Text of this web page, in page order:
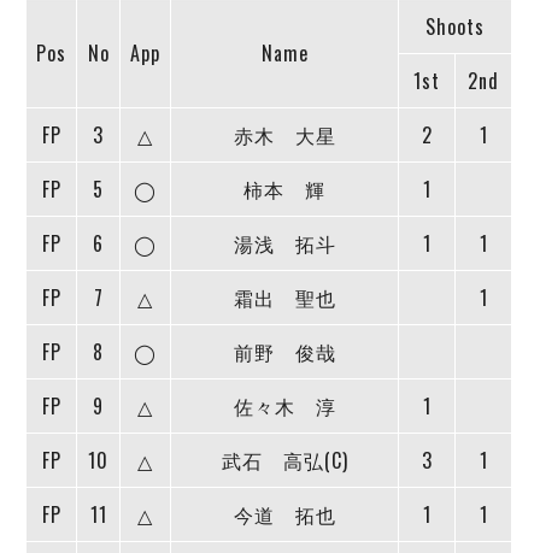
Y．S．C．C．横浜
アグレミーナ浜松
ポルセイド浜田
ミラクルスマイル新居浜
Pos No App Name
Shoots
1st
2nd
FP
3 △ 赤木 大星 2
1
FP
5 ◯ 柿本 輝
1
FP
6 ◯ 湯浅 拓斗 1
1
FP
7 △ 霜出 聖也
1
FP
8 ◯
前野 俊哉
FP
9 △ 佐々木 淳
1
FP
10 △ 武石 高弘(C) 3
1
FP
11 △ 今道 拓也 1
1